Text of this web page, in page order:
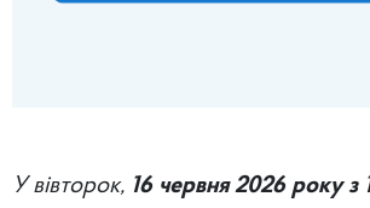
У вівторок, 16 червня 2026 року з